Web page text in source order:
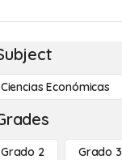
Ciencias Económicas
Grado 2 Grado 3